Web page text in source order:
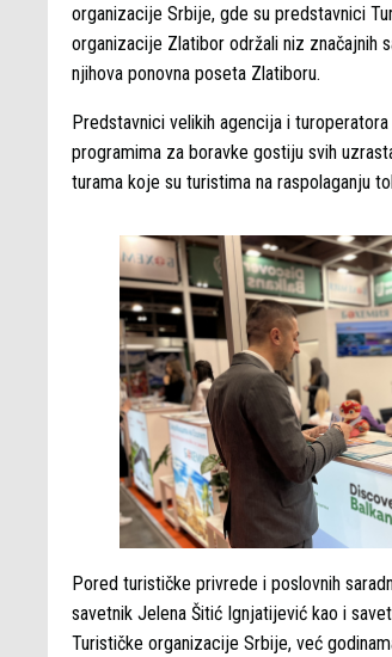
organizacije Srbije, gde su predstavnici
organizacije Zlatibor održali niz značajnih
njihova ponovna poseta Zlatiboru.
Predstavnici velikih agencija i
programima za boravke gostiju svih
turama koje su turistima na raspolaganju
Pored turističke privrede i poslovnih
savetnik Jelena Šitić Ignjatijević kao i
Turističke organizacije Srbije, već